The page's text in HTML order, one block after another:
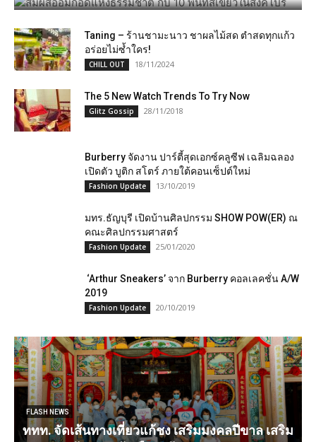
Taning – ร้านชามะนาว ชาผลไม้สด ตำสดทุกแก้ว
อร่อยไม่ซ้ำใคร!
CHILL OUT 18/11/2024
The 5 New Watch Trends To Try Now
Glitz Gossip 28/11/2018
Burberry จัดงาน ปาร์ตี้สุดเอกซ์คลูซีฟ เฉลิมฉลอง
เปิดตัว บูติก สโตร์ ภายใต้คอนเซ็ปต์ใหม่
Fashion Update 13/10/2019
มทร.ธัญบุรี เปิดบ้านศิลปกรรม SHOW POW(ER) ณ
คณะศิลปกรรมศาสตร์
Fashion Update 25/01/2020
‘Arthur Sneakers’ จาก Burberry​ คอลเลคชั่น A/W
2019
Fashion Update 20/10/2019
FLASH NEWS
ททท. จัดเส้นทางเที่ยวแก้ชง เสริมมงคลปีขาล เสริม